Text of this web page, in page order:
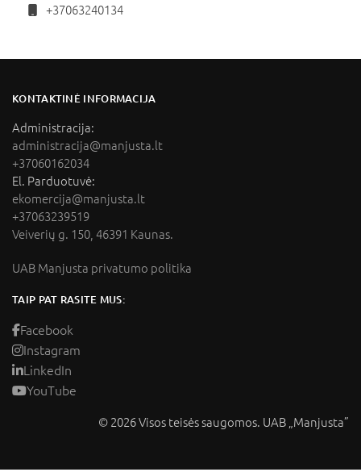
+37063240134
KONTAKTINĖ INFORMACIJA
Administracija:
administracija@manjusta.lt
+37060162034
El. Parduotuvė:
ekomercija@manjusta.lt
+37063239519
Veiverių g. 150, 46391 Kaunas.
UAB Manjusta privatumo politika
TAIP PAT RASITE MUS:
Facebook
Instagram
LinkedIn
YouTube
© 2026 Visos teisės saugomos. UAB „Manjusta”